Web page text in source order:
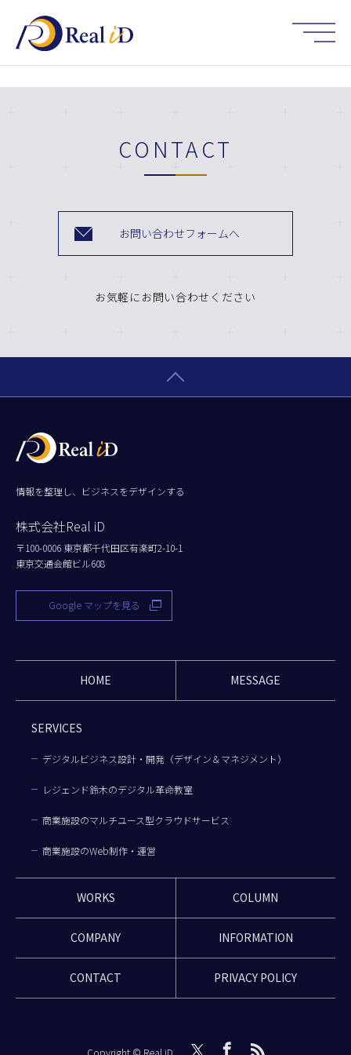
CONTACT
お問い合わせフォームへ
お気軽にお問い合わせください
情報を整理し、ビジネスをデザインする
株式会社Real iD
〒100-0006 東京都千代田区有楽町2-10-1
東京交通会館ビル608
Google マップを見る
HOME MESSAGE
SERVICES
デジタルビジネス設計・開発（デザイン＆マネジメント）
レジェンド鈴木のデジタル革命教室
商業施設のマルチユース型クラウドサービス
商業施設のWeb制作・運営
WORKS COLUMN
COMPANY INFORMATION
CONTACT PRIVACY POLICY
Copyright © Real iD